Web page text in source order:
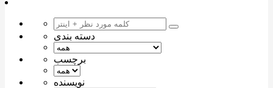
دسته بندی
برچسب
نویسنده